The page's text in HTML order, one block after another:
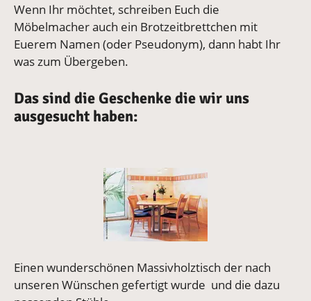
Wenn Ihr möchtet, schreiben Euch die
Möbelmacher auch ein Brotzeitbrettchen mit
Euerem Namen (oder Pseudonym), dann habt Ihr
was zum Übergeben.
Das sind die Geschenke die wir uns
ausgesucht haben:
Vergrößerte Version anzeigen
Einen wunderschönen Massivholztisch der nach
unseren Wünschen gefertigt wurde und die dazu